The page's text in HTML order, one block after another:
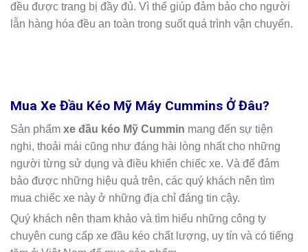
đều được trang bị đầy đủ. Vì thế giúp đảm bảo cho người
lẫn hàng hóa đều an toàn trong suốt quá trình vận chuyển.
Mua Xe Đầu Kéo Mỹ Máy Cummins Ở Đâu?
Sản phẩm xe đầu kéo Mỹ Cummin mang đến sự tiện
nghi, thoải mái cũng như đáng hài lòng nhất cho những
người từng sử dụng và điều khiển chiếc xe. Và để đảm
bảo được những hiệu quả trên, các quý khách nên tìm
mua chiếc xe này ở những địa chỉ đáng tin cậy.
Quý khách nên tham khảo và tìm hiểu những công ty
chuyên cung cấp xe đầu kéo chất lượng, uy tín và có tiếng